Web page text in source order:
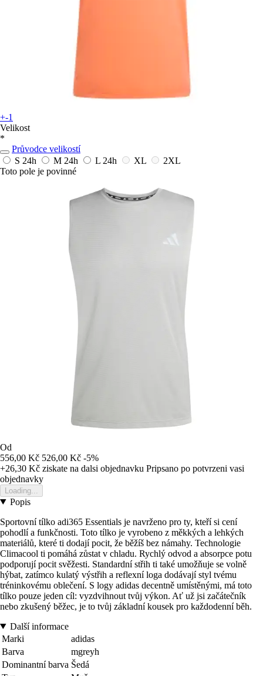
+-1
Velikost
*
Průvodce velikostí
S 24h M 24h L 24h XL
2XL
Toto pole je povinné
Od
556,00 Kč 526,00 Kč -5%
+26,30 Kč ziskate na dalsi objednavku Pripsano po potvrzeni vasi
objednavky
Loading...
Popis
Sportovní tílko adi365 Essentials je navrženo pro ty, kteří si cení
pohodlí a funkčnosti. Toto tílko je vyrobeno z měkkých a lehkých
materiálů, které ti dodají pocit, že běžíš bez námahy. Technologie
Climacool ti pomáhá zůstat v chladu. Rychlý odvod a absorpce potu
podporují pocit svěžesti. Standardní střih ti také umožňuje se volně
hýbat, zatímco kulatý výstřih a reflexní loga dodávají styl tvému
tréninkovému oblečení. S logy adidas decentně umístěnými, má toto
tílko pouze jeden cíl: vyzdvihnout tvůj výkon. Ať už jsi začátečník
nebo zkušený běžec, je to tvůj základní kousek pro každodenní běh.
Další informace
Marki
adidas
Barva
mgreyh
Dominantní barva Šedá